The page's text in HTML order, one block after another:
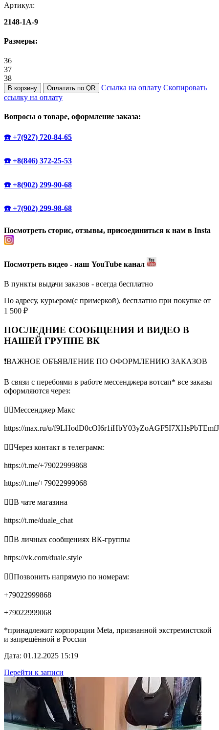
Артикул:
2148-1A-9
Размеры:
36
37
38
В корзину Оплатить по QR Ссылка на оплату Скопировать
ссылку на оплату
Вопросы о товаре, оформление заказа:
☎️ +7(927) 720-84-65
☎️ +8(846) 372-25-53
☎️ +8(902) 299-90-68
☎️ +7(902) 299-98-68
Посмотреть сторис, отзывы, присоединиться к нам в Insta
Посмотреть видео - наш YouTube канал
В пункты выдачи заказов - всегда бесплатно
По адресу, курьером(с примеркой), бесплатно при покупке от
1 500 ₽
ПОСЛЕДНИЕ СООБЩЕНИЯ И ВИДЕО В
НАШЕЙ ГРУППЕ ВК
❗️ВАЖНОЕ ОБЪЯВЛЕНИЕ ПО ОФОРМЛЕНИЮ ЗАКАЗОВ
В связи с перебоями в работе мессенджера вотсап* все заказы
оформляются через:
👉🏻Мессенджер Макс
https://max.ru/u/
👉🏻Через контакт в телеграмм:
https://t.me/+79022999868
https://t.me/+79022999068
👉🏻В чате магазина
https://t.me/duale_chat
👉🏻В личных сообщениях ВК-группы
https://vk.com/duale.style
👉🏻Позвонить напрямую по номерам:
+79022999868
+79022999068
*принадлежит корпорации Meta, признанной экстремистской
и запрещённой в России
Дата: 01.12.2025 15:19
Перейти к записи